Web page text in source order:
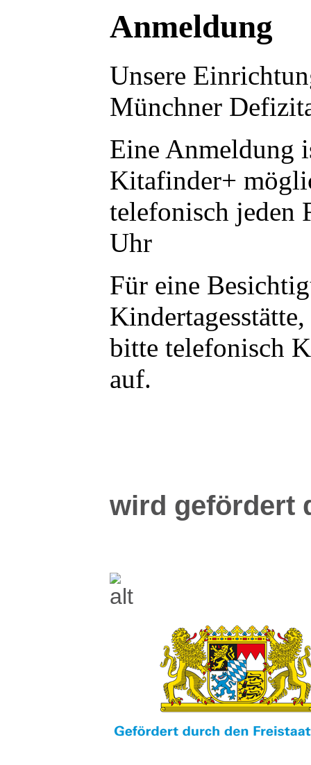
Anmeldung
Unsere
Münchner
Eine Anmeldung
Kitafinder+
telefonisch jeden
Uhr
Für eine
bitte telefonisch
auf.
wird gefördert